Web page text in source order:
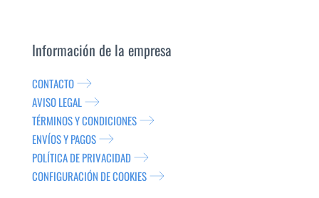
Información de la empresa
CONTACTO
AVISO LEGAL
TÉRMINOS Y CONDICIONES
ENVÍOS Y PAGOS
POLÍTICA DE PRIVACIDAD
CONFIGURACIÓN DE COOKIES